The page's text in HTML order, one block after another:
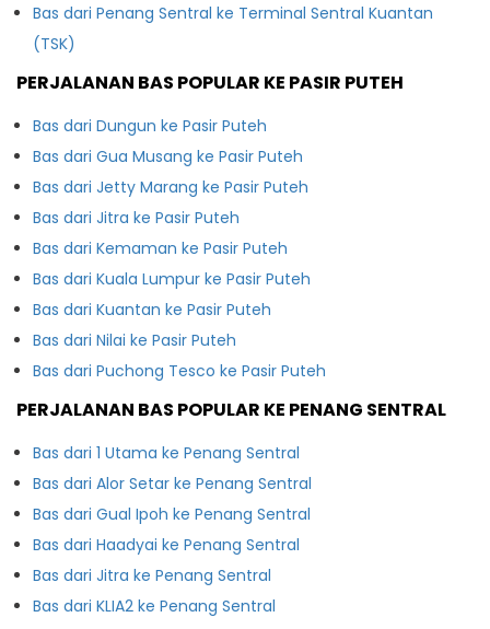
Bas dari Penang Sentral ke Terminal Sentral Kuantan
(TSK)
PERJALANAN BAS POPULAR KE PASIR PUTEH
Bas dari Dungun ke Pasir Puteh
Bas dari Gua Musang ke Pasir Puteh
Bas dari Jetty Marang ke Pasir Puteh
Bas dari Jitra ke Pasir Puteh
Bas dari Kemaman ke Pasir Puteh
Bas dari Kuala Lumpur ke Pasir Puteh
Bas dari Kuantan ke Pasir Puteh
Bas dari Nilai ke Pasir Puteh
Bas dari Puchong Tesco ke Pasir Puteh
PERJALANAN BAS POPULAR KE PENANG SENTRAL
Bas dari 1 Utama ke Penang Sentral
Bas dari Alor Setar ke Penang Sentral
Bas dari Gual Ipoh ke Penang Sentral
Bas dari Haadyai ke Penang Sentral
Bas dari Jitra ke Penang Sentral
Bas dari KLIA2 ke Penang Sentral